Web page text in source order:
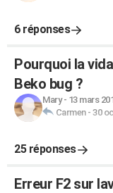
6 réponses
Pourquoi la
Beko bug ?
Mary- 13 mars
Carmen- 30
25 réponses
Erreur F2 sur